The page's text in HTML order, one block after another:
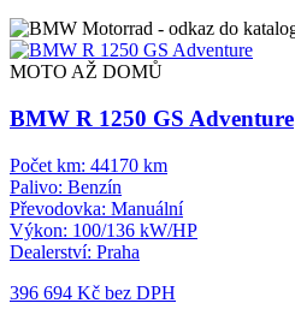
MOTO AŽ DOMŮ
BMW R 1250 GS Adventure
Počet km: 44170 km
Palivo: Benzín
Převodovka: Manuální
Výkon: 100/136 kW/HP
Dealerství: Praha
396 694 Kč bez DPH